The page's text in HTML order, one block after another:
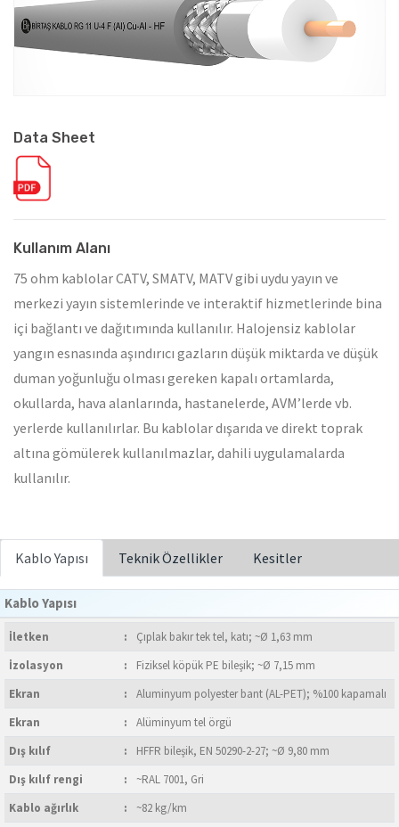
Data Sheet
Kullanım Alanı
75 ohm kablolar CATV, SMATV, MATV gibi uydu yayın ve
merkezi yayın sistemlerinde ve interaktif hizmetlerinde bina
içi bağlantı ve dağıtımında kullanılır. Halojensiz kablolar
yangın esnasında aşındırıcı gazların düşük miktarda ve düşük
duman yoğunluğu olması gereken kapalı ortamlarda,
okullarda, hava alanlarında, hastanelerde, AVM’lerde vb.
yerlerde kullanılırlar. Bu kablolar dışarıda ve direkt toprak
altına gömülerek kullanılmazlar, dahili uygulamalarda
kullanılır.
Kablo Yapısı Teknik Özellikler Kesitler
Kablo Yapısı
İletken :
Çıplak bakır tek tel, katı; ~Ø 1,63 mm
İzolasyon
:
Fiziksel köpük PE bileşik; ~Ø 7,15 mm
Ekran
:
Aluminyum polyester bant (AL-PET); %100 kapamalı
Ekran
:
Alüminyum tel örgü
Dış kılıf
:
HFFR bileşik, EN 50290-2-27; ~Ø 9,80 mm
Dış kılıf rengi
:
~RAL 7001, Gri
Kablo ağırlık
:
~82 kg/km